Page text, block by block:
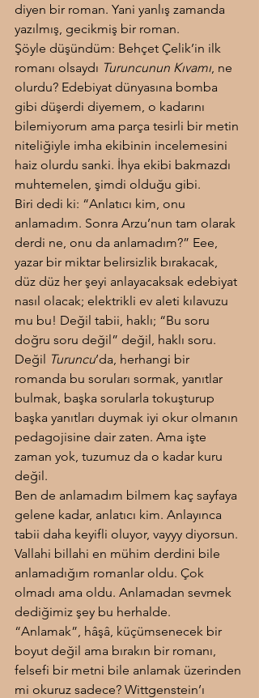
diyen bir roman. Yani yanlış zamanda
yazılmış, gecikmiş bir roman.
Şöyle düşündüm: Behçet Çelik’in ilk
romanı olsaydı Turuncunun Kıvamı, ne
olurdu? Edebiyat dünyasına bomba
gibi düşerdi diyemem, o kadarını
bilemiyorum ama parça tesirli bir metin
niteliğiyle imha ekibinin incelemesini
haiz olurdu sanki. İhya ekibi bakmazdı
muhtemelen, şimdi olduğu gibi.
Biri dedi ki: “Anlatıcı kim, onu
anlamadım. Sonra Arzu’nun tam olarak
derdi ne, onu da anlamadım?” Eee,
yazar bir miktar belirsizlik bırakacak,
düz düz her şeyi anlayacaksak edebiyat
nasıl olacak; elektrikli ev aleti kılavuzu
mu bu! Değil tabii, haklı; “Bu soru
doğru soru değil” değil, haklı soru.
Değil Turuncu’da, herhangi bir
romanda bu soruları sormak, yanıtlar
bulmak, başka sorularla tokuşturup
başka yanıtları duymak iyi okur olmanın
pedagojisine dair zaten. Ama işte
zaman yok, tuzumuz da o kadar kuru
değil.
Ben de anlamadım bilmem kaç sayfaya
gelene kadar, anlatıcı kim. Anlayınca
tabii daha keyifli oluyor, vayyy diyorsun.
Vallahi billahi en mühim derdini bile
anlamadığım romanlar oldu. Çok
olmadı ama oldu. Anlamadan sevmek
dediğimiz şey bu herhalde.
“Anlamak”, hâşâ, küçümsenecek bir
boyut değil ama bırakın bir romanı,
felsefi bir metni bile anlamak üzerinden
mi okuruz sadece? Wittgenstein’ı